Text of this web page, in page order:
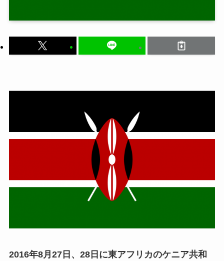
2016年8月27日、28日に東アフリカのケニア共和